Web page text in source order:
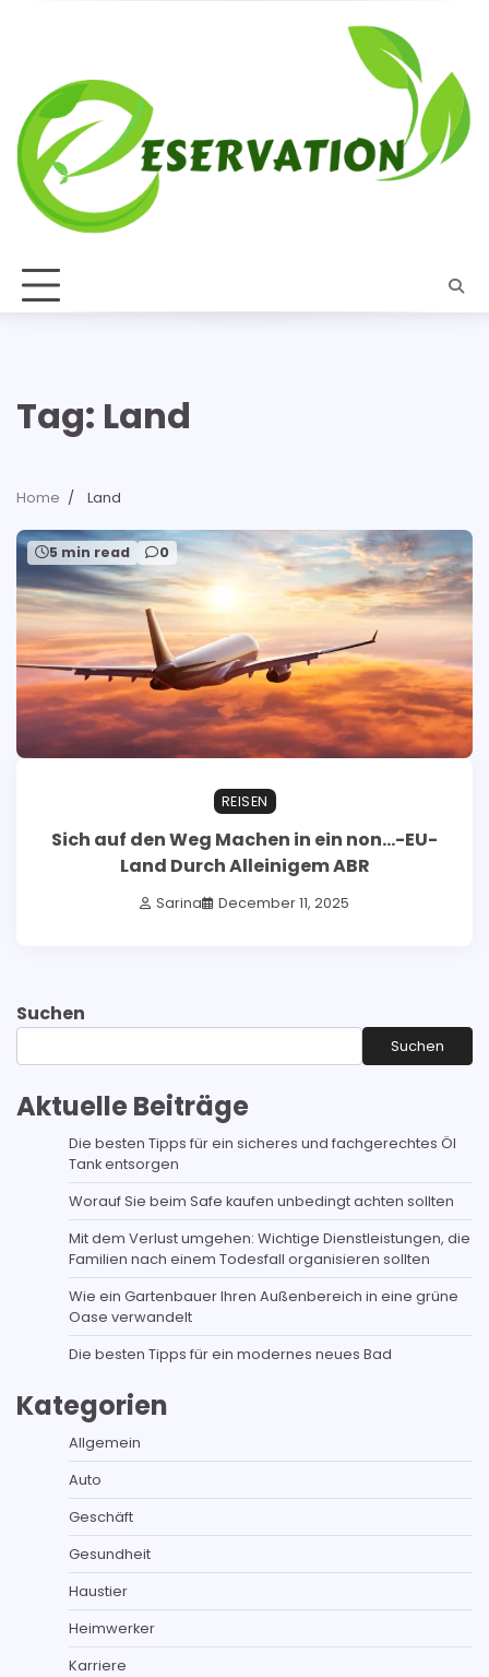
Tag: Land
Home Land
5 min read 0
REISEN
Sich auf den Weg Machen in ein non…-EU-
Land Durch Alleinigem ABR
Sarina December 11, 2025
Suchen
Suchen
Aktuelle Beiträge
Die besten Tipps für ein sicheres und fachgerechtes Öl
Tank entsorgen
Worauf Sie beim Safe kaufen unbedingt achten sollten
Mit dem Verlust umgehen: Wichtige Dienstleistungen, die
Familien nach einem Todesfall organisieren sollten
Wie ein Gartenbauer Ihren Außenbereich in eine grüne
Oase verwandelt
Die besten Tipps für ein modernes neues Bad
Kategorien
Allgemein
Auto
Geschäft
Gesundheit
Haustier
Heimwerker
Karriere